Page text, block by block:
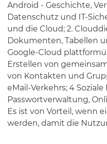
Android - Geschichte,
Datenschutz und IT-
und die Cloud; 2.
Dokumenten, Tabellen
Google-Cloud
Erstellen von
von Kontakten und
eMail-Verkehrs; 4
Passwortverwaltung,
Es ist von Vorteil, wenn
werden, damit die